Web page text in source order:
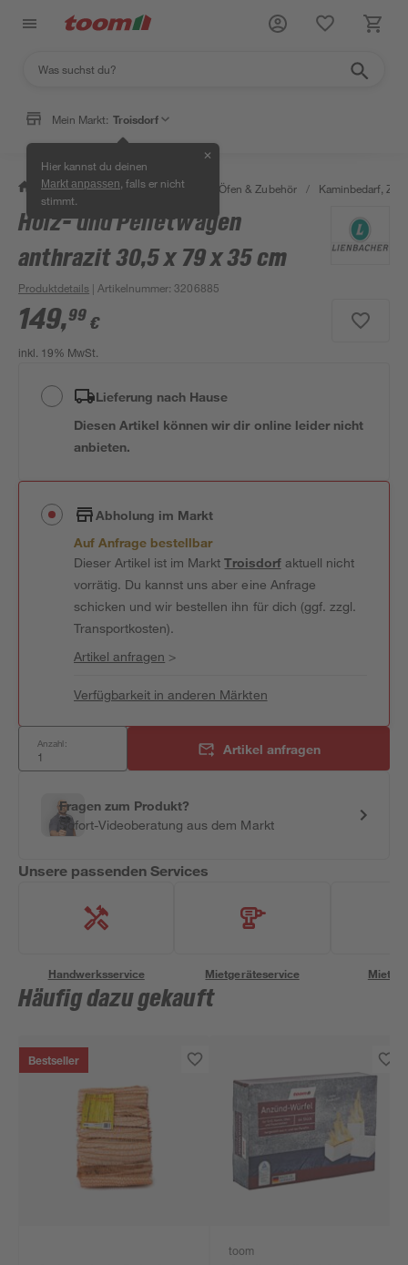
Mein Markt: Troisdorf
Hier kannst du deinen
Markt anpassen , falls er nicht
stimmt.
✕
/ Bauen & Renovieren / Kamine, Öfen & Zubehör / Kaminbedarf,
Holz- und Pelletwagen
anthrazit 30,5 x 79 x 35 cm
Produktdetails | Artikelnummer:3206885
149,99 €
inkl. 19% MwSt.
Lieferung nach Hause
Diesen Artikel können wir dir online leider nicht
anbieten.
Abholung im Markt
Auf Anfrage bestellbar
Dieser Artikel ist im MarktTroisdorfaktuell nicht
vorrätig. Du kannst uns aber eine Anfrage
schicken und wir bestellen ihn für dich (ggf. zzgl.
Transportkosten).
Artikel anfragen >
Verfügbarkeit in anderen Märkten
Anzahl: Artikel anfragen
Fragen zum Produkt?
Sofort-Videoberatung aus dem Markt
Unsere passenden Services
Handwerksservice Mietgeräteservice
Häufig dazu gekauft
Bestseller
toom